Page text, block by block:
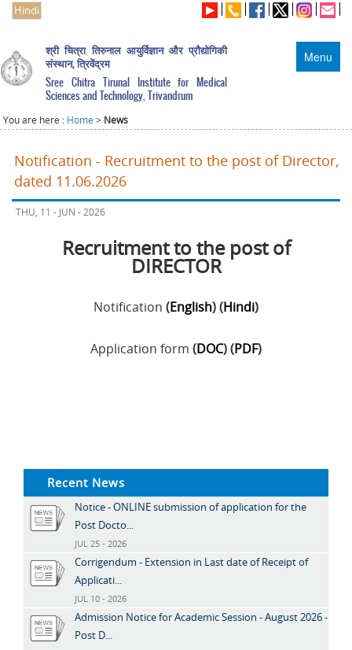
Hindi
Menu
श्री चित्रा तिरुनाल आयुर्विज्ञान और प्रौद्योगिकी
संस्थान, त्रिवेंद्रम
Sree Chitra Tirunal Institute for Medical
Sciences and Technology, Trivandrum
You are here : Home > News
Notification - Recruitment to the post of Director,
dated 11.06.2026
THU, 11 - JUN - 2026
Recruitment to the post of
DIRECTOR
Notification (English) (Hindi)
Application form (DOC) (PDF)
Recent News
Notice - ONLINE submission of application for the
Post Docto...
JUL 25 - 2026
Corrigendum - Extension in Last date of Receipt of
Applicati...
JUL 10 - 2026
Admission Notice for Academic Session - August 2026 -
Post D...